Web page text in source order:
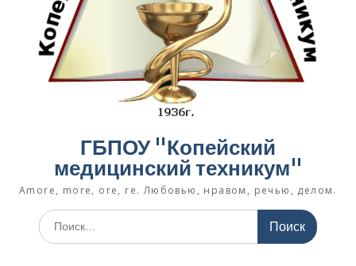
ГБПОУ "Копейский
медицинский техникум"
Amore, more, ore, re. Любовью, нравом, речью, делом.
Поиск
по: